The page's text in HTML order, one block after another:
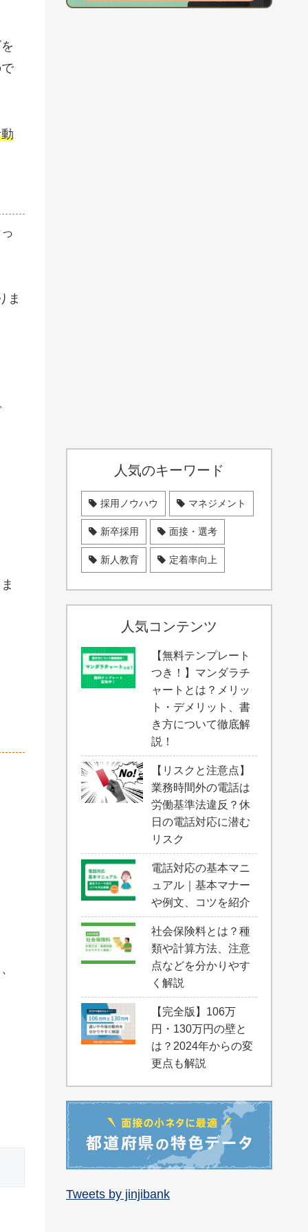
ま
人気のキーワード
採用ノウハウ マネジメント
新卒採用 面接・選考
新人教育 定着率向上
人気コンテンツ
【無料テンプレート
つき！】マンダラチ
ャートとは？メリッ
ト・デメリット、書
き方について徹底解
説！
【リスクと注意点】
業務時間外の電話は
労働基準法違反？休
日の電話対応に潜む
リスク
電話対応の基本マニ
ュアル｜基本マナー
や例文、コツを紹介
社会保険料とは？種
類や計算方法、注意
点などを分かりやす
く解説
【完全版】106万
円・130万円の壁と
は？2024年からの変
更点も解説
Tweets by jinjibank